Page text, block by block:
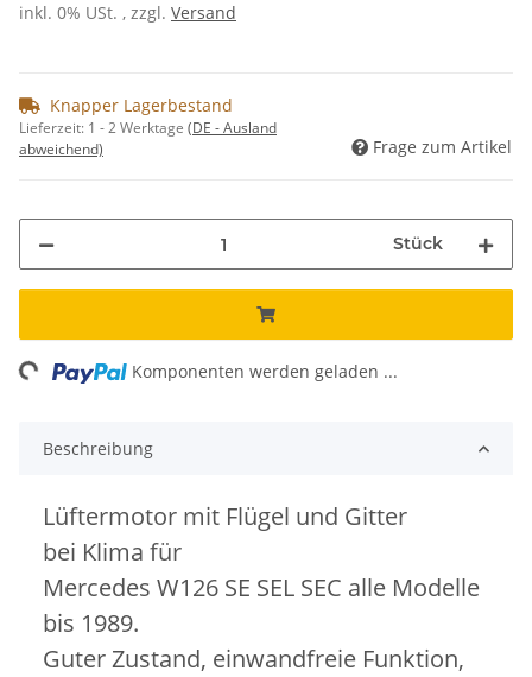
inkl. 0% USt. , zzgl. Versand
Knapper Lagerbestand
Lieferzeit: 1 - 2 Werktage (DE - Ausland
abweichend)
Frage zum Artikel
Stück
Komponenten werden geladen ...
Beschreibung
Lüftermotor mit Flügel und Gitter
bei Klima für
Mercedes W126 SE SEL SEC alle Modelle
bis 1989.
Guter Zustand, einwandfreie Funktion,